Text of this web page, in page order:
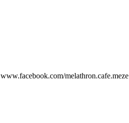
www.facebook.com/melathron.cafe.meze